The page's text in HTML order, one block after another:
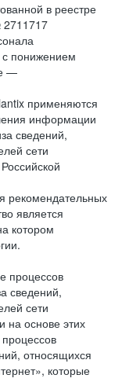
в реестре
2711717
понижением
—
применяются
информации
сведений,
сети
рекомендательных
является
котором
процессов
сведений,
сети
на основе этих
относящихся
которые